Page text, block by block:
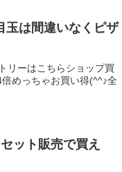
玉は間違いなくピザ
リーはこちらショップ買
めっちゃお買い得(^^♪全
ット販売で買え